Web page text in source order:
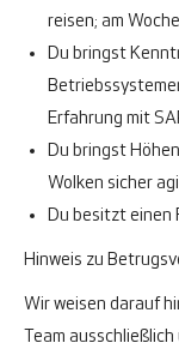
reisen; am
Du bringst
Erfahrung mit
Du bringst
Wolken sicher
Du besitzt einen
Hinweis zu
Wir weisen darauf
Team